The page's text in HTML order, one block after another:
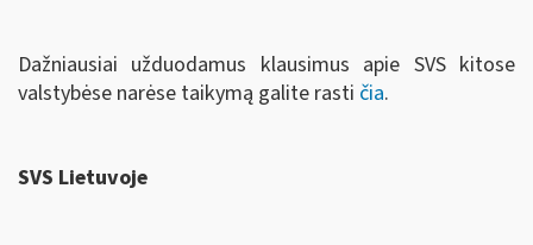
Dažniausiai užduodamus klausimus apie SVS kitose
valstybėse narėse taikymą galite rasti čia.
SVS Lietuvoje